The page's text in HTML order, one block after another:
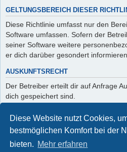
Diese Website nutzt Cookies,
bestmöglichen Komfort bei der
bieten. Mehr erfahren
GELTUNGSBEREICH DIESER
Diese Richtlinie umfasst nur den
Software umfassen. Sofern der
seiner Software weitere
er dich darüber gesondert
AUSKUNFTSRECHT
Der Betreiber erteilt dir auf Anfrage
dich gespeichert sind.
Du kannst jederzeit die Löschung
verlangen. Kontaktiere hierzu bitte